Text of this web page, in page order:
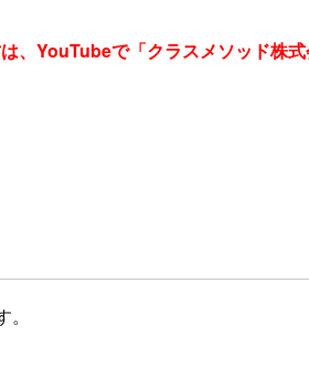
YouTubeで「クラスメソッド株